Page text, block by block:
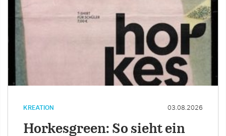
KREATION 03.08.2026
Horkesgreen: So sieht ein